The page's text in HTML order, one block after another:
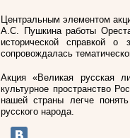
Центральным элементом
А.С. Пушкина работы
исторической справкой
сопровождалась
Акция «Великая русская
культурное пространство
нашей страны легче
русского народа.